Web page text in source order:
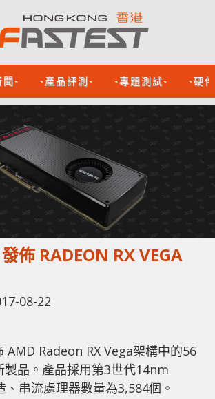
聞- -產品評測- -專題測試- -硬
佈 RADEON RX VEGA
08-22
AMD Radeon RX Vega架構中的56
製品。產品採用第3世代14nm
、串流處理器數量為3,584個。